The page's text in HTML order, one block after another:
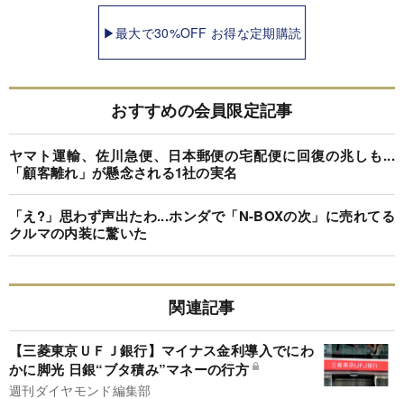
▶最大で30%OFF お得な定期購読
おすすめの会員限定記事
ヤマト運輸、佐川急便、日本郵便の宅配便に回復の兆しも...
「顧客離れ」が懸念される1社の実名
「え?」思わず声出たわ...ホンダで「N-BOXの次」に売れてる
クルマの内装に驚いた
関連記事
【三菱東京ＵＦＪ銀行】マイナス金利導入でにわ
かに脚光 日銀“ブタ積み”マネーの行方
週刊ダイヤモンド編集部